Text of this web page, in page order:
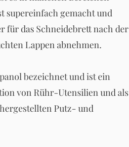
supereinfach gemacht und
für das Schneidebrett nach der
Lappen abnehmen.
bezeichnet und ist ein
von Rühr-Utensilien und als
Putz- und